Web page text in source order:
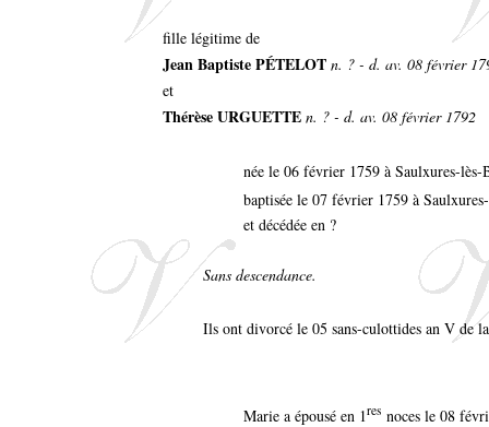
fille légitime de
Jean Baptiste PÉTELOT n. ? - d. av. 08 février
et
Thérèse URGUETTE n. ? - d. av. 08 février 1792
née le 06 février 1759 à Saulxures-
baptisée le 07 février 1759 à
et décédée en ?
Sans descendance.
Ils ont divorcé le 05 sans-culottides an V de
Marie a épousé en 1res noces le 08